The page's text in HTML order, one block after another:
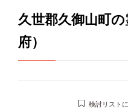
久世郡久御山町
府）
検討リスト